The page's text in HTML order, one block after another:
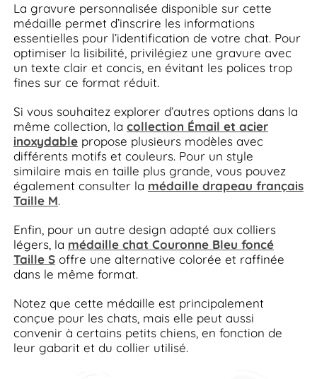
La gravure personnalisée disponible sur cette
médaille permet d’inscrire les informations
essentielles pour l’identification de votre chat. Pour
optimiser la lisibilité, privilégiez une gravure avec
un texte clair et concis, en évitant les polices trop
fines sur ce format réduit.
Si vous souhaitez explorer d’autres options dans la
même collection, la collection Émail et acier
inoxydablepropose plusieurs modèles avec
différents motifs et couleurs. Pour un style
similaire mais en taille plus grande, vous pouvez
également consulter la médaille drapeau français
Taille M.
Enfin, pour un autre design adapté aux colliers
légers, la médaille chat Couronne Bleu foncé
Taille Soffre une alternative colorée et raffinée
dans le même format.
Notez que cette médaille est principalement
conçue pour les chats, mais elle peut aussi
convenir à certains petits chiens, en fonction de
leur gabarit et du collier utilisé.